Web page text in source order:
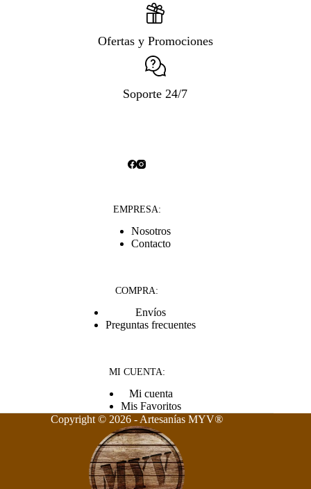
Ofertas y Promociones
Soporte 24/7
EMPRESA:
Nosotros
Contacto
COMPRA:
Envíos
Preguntas frecuentes
MI CUENTA:
Mi cuenta
Mis Favoritos
Copyright © 2026 - Artesanías MYV®